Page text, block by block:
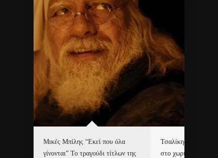
Μικές Μπίλης “Εκεί που όλα
γίνονται” Το τραγούδι τίτλων της
Τσαλίκης,
στο χωριό του Άι